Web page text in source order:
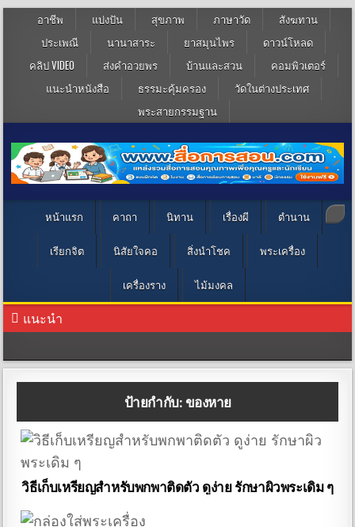
อาชีพ แบ่งปัน สุขภาพ ภาษาวัด
สังฆทาน
ประเพณี
นานาสาระ ยาสมุนไพร
ดาวน์โหลด
คลิป VIDEO
ส่งคำอวยพร บ้านและสวน
คอมพิวเตอร์
แนะนำหนังสือ
ธรรมะคุ้มครอง
วัดในต่างประเทศ
พระสายกรรมฐาน
หน้าแรก คาถา นิทาน เรื่องผี ตำนาน
เรียกจิต นิสัยใจคอ สิ่งนำโชค พระเครื่อง
เครื่องราง ไม้มงคล
แนะนำ
ป้ายกำกับ:ของหาย
วิธีเก็บเหรียญสำหรับพกพาติดตัว ดูง่าย รักษาผิวพระเดิม ๆ